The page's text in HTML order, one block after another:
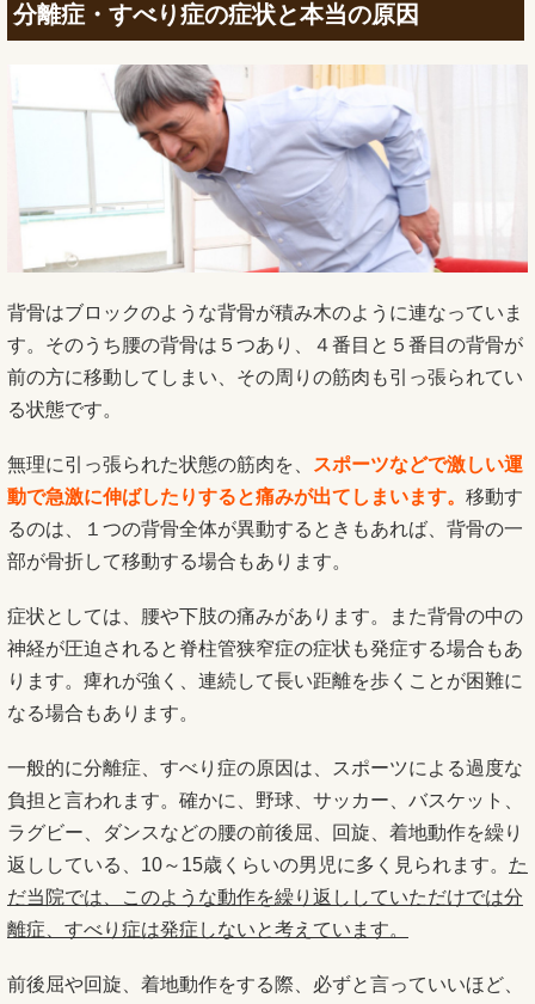
分離症・すべり症の症状と本当の原因
背骨はブロックのような背骨が積み木のように連なっていま
す。そのうち腰の背骨は５つあり、４番目と５番目の背骨が
前の方に移動してしまい、その周りの筋肉も引っ張られてい
る状態です。
無理に引っ張られた状態の筋肉を、
スポーツなどで激しい運
動で急激に伸ばしたりすると痛みが出てしまいます。 移動す
るのは、１つの背骨全体が異動するときもあれば、背骨の一
部が骨折して移動する場合もあります。
症状としては、腰や下肢の痛みがあります。また背骨の中の
神経が圧迫されると脊柱管狭窄症の症状も発症する場合もあ
ります。痺れが強く、連続して長い距離を歩くことが困難に
なる場合もあります。
一般的に分離症、すべり症の原因は、スポーツによる過度な
負担と言われます。確かに、野球、サッカー、バスケット、
ラグビー、ダンスなどの腰の前後屈、回旋、着地動作を繰り
返ししている、10～15歳くらいの男児に多く見られます。 た
だ当院では、このような動作を繰り返ししていただけでは分
離症、すべり症は発症しないと考えています。
前後屈や回旋、着地動作をする際、必ずと言っていいほど、